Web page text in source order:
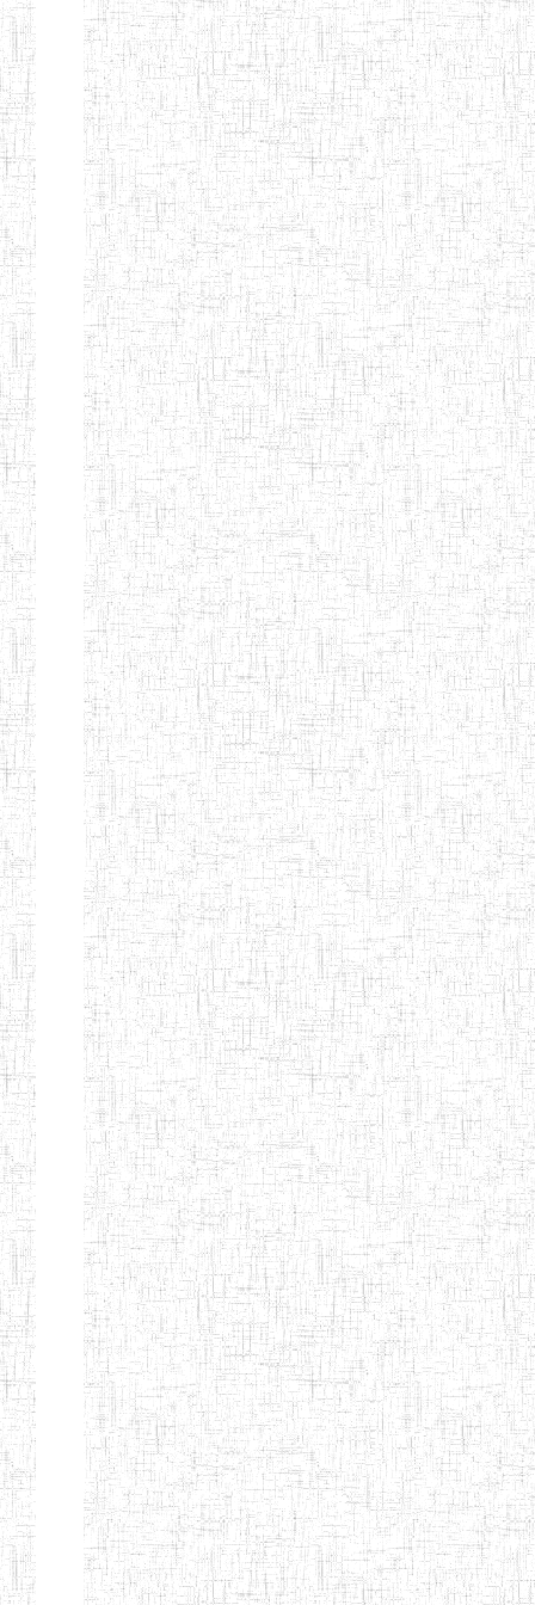
Afficher Page 11 sur 13 Total: 307
Début Préc. 4 5 6 7 8
9
13
Suivant Fin
ENIEG DE
NKONGSAMBA
01/01/1958 ENIEG
ENIEG DE
YABASSI
01/11/2001 ENIEG
ENBIEG
D'EDEA
01/01/1975 ENIEG
ENBIEG DE
DOUALA
25/08/1986 ENIEG
ENIET DE
DOUALA
05/11/1998 ENIET
ENIET DE
GAROUA
05/08/2010 ENIET
ENBIEG DE
GAROUA
01/01/1975 ENIEG
ENIEG DE
PITOA
01/01/1995 ENIEG
ENIEG DE
TCHOLLIRE
22/10/2002 ENIEG
ENIEG DE POLI 17/08/2012 ENIEG
ENIEG DE
GUIDER
10/09/2001 ENIEG
GTTC
FUNDONG
17/07/2001 ENIEG
Etablissements
d'enseignement